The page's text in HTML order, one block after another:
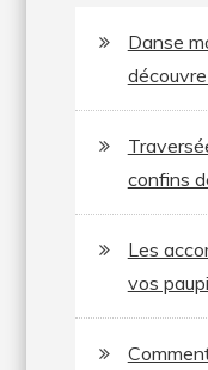
Danse
confins
Les
vos